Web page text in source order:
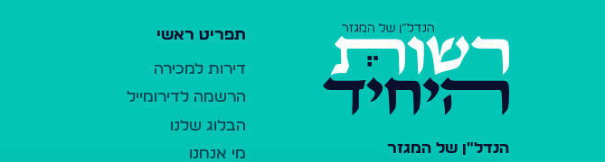
הנדל"ן של המגזר
תפריט ראשי
דירות למכירה
הרשמה לדירומייל
הבלוג שלנו
מי אנחנו